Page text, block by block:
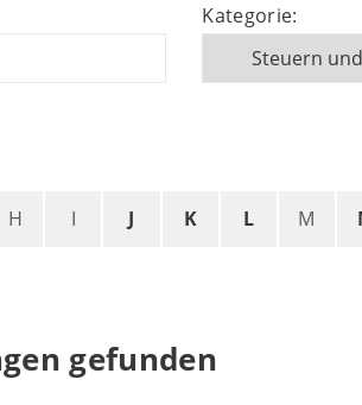
Kategorie:
H I J K L M
gefunden